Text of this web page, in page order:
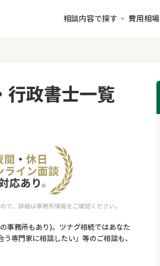
相談内容で探す 費用相場
行政書士一覧
事務所もあり)。ツナグ相続ではあなた
専門家に相談したい」等のご相談も、